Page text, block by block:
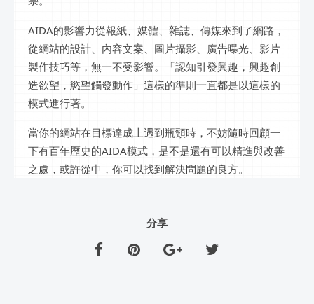
AIDA的影響力從報紙、媒體、雜誌、傳媒來到了網路，
從網站的設計、內容文案、圖片攝影、廣告曝光、影片
製作技巧等，無一不受影響。「認知引發興趣，興趣創
造欲望，慾望觸發動作」這樣的準則一直都是以這樣的
模式進行著。
當你的網站在目標達成上遇到瓶頸時，不妨隨時回顧一
下有百年歷史的AIDA模式，是不是還有可以精進與改善
之處，或許從中，你可以找到解決問題的良方。
分享